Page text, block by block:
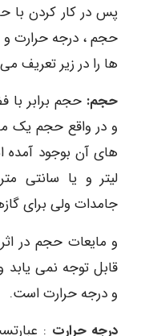
پس در کار کردن با
حجم ، درجه حرارت و
ها را در زیر تعریف
حجم: حجم برابر
و در واقع حجم یک
های آن بوجود
لیتر و یا سانتی
جامدات ولی برای
و مایعات حجم در
قابل توجه نمی یابد
و درجه حرارت است.
درجه حرارت :